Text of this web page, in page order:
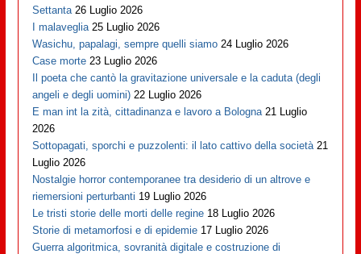
Settanta 26 Luglio 2026
I malaveglia 25 Luglio 2026
Wasichu, papalagi, sempre quelli siamo 24 Luglio 2026
Case morte 23 Luglio 2026
Il poeta che cantò la gravitazione universale e la caduta (degli
angeli e degli uomini) 22 Luglio 2026
E man int la zità, cittadinanza e lavoro a Bologna 21 Luglio
2026
Sottopagati, sporchi e puzzolenti: il lato cattivo della società 21
Luglio 2026
Nostalgie horror contemporanee tra desiderio di un altrove e
riemersioni perturbanti 19 Luglio 2026
Le tristi storie delle morti delle regine 18 Luglio 2026
Storie di metamorfosi e di epidemie 17 Luglio 2026
Guerra algoritmica, sovranità digitale e costruzione di